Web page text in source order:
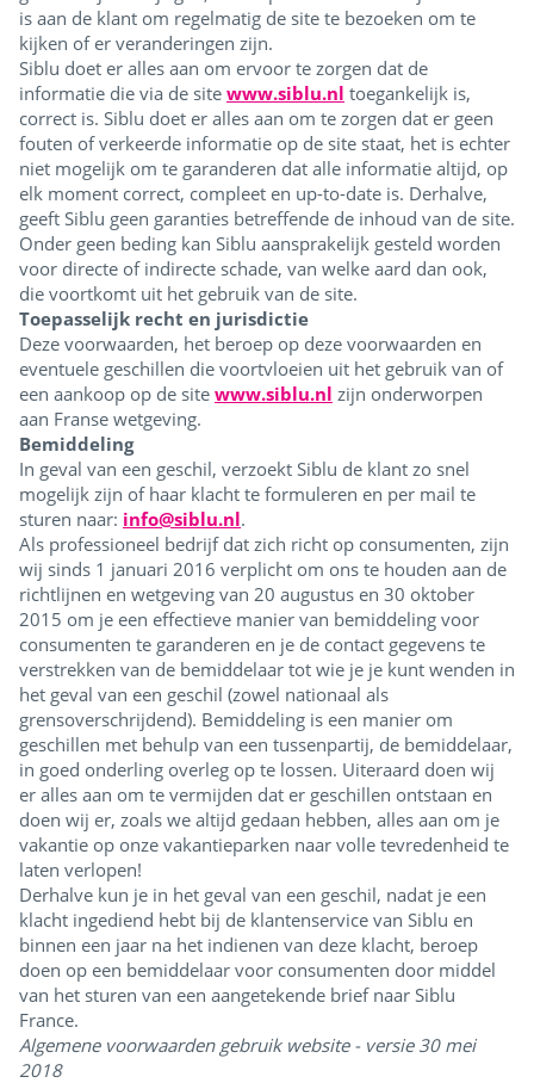
is aan de klant om regelmatig de site te bezoeken om te
kijken of er veranderingen zijn.
Siblu doet er alles aan om ervoor te zorgen dat de
informatie die via de site www.siblu.nl toegankelijk is,
correct is. Siblu doet er alles aan om te zorgen dat er geen
fouten of verkeerde informatie op de site staat, het is echter
niet mogelijk om te garanderen dat alle informatie altijd, op
elk moment correct, compleet en up-to-date is. Derhalve,
geeft Siblu geen garanties betreffende de inhoud van de site.
Onder geen beding kan Siblu aansprakelijk gesteld worden
voor directe of indirecte schade, van welke aard dan ook,
die voortkomt uit het gebruik van de site.
Toepasselijk recht en jurisdictie
Deze voorwaarden, het beroep op deze voorwaarden en
eventuele geschillen die voortvloeien uit het gebruik van of
een aankoop op de site www.siblu.nl zijn onderworpen
aan Franse wetgeving.
Bemiddeling
In geval van een geschil, verzoekt Siblu de klant zo snel
mogelijk zijn of haar klacht te formuleren en per mail te
sturen naar: info@siblu.nl.
Als professioneel bedrijf dat zich richt op consumenten, zijn
wij sinds 1 januari 2016 verplicht om ons te houden aan de
richtlijnen en wetgeving van 20 augustus en 30 oktober
2015 om je een effectieve manier van bemiddeling voor
consumenten te garanderen en je de contact gegevens te
verstrekken van de bemiddelaar tot wie je je kunt wenden in
het geval van een geschil (zowel nationaal als
grensoverschrijdend). Bemiddeling is een manier om
geschillen met behulp van een tussenpartij, de bemiddelaar,
in goed onderling overleg op te lossen. Uiteraard doen wij
er alles aan om te vermijden dat er geschillen ontstaan en
doen wij er, zoals we altijd gedaan hebben, alles aan om je
vakantie op onze vakantieparken naar volle tevredenheid te
laten verlopen!
Derhalve kun je in het geval van een geschil, nadat je een
klacht ingediend hebt bij de klantenservice van Siblu en
binnen een jaar na het indienen van deze klacht, beroep
doen op een bemiddelaar voor consumenten door middel
van het sturen van een aangetekende brief naar Siblu
France.
Algemene voorwaarden gebruik website - versie 30 mei
2018